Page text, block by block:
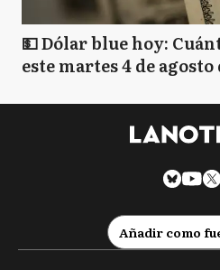
💵 Dólar blue hoy:
este martes 4 de agosto
Añadir como